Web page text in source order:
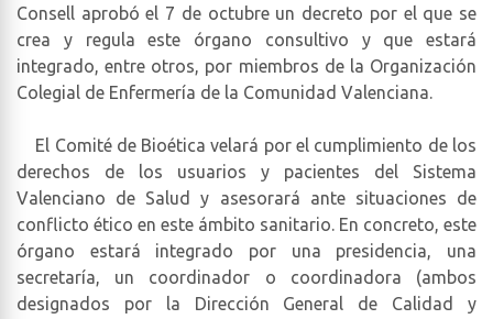
Consell aprobó el 7 de octubre un decreto por el que se
crea y regula este órgano consultivo y que estará
integrado, entre otros, por miembros de la Organización
Colegial de Enfermería de la Comunidad Valenciana.
El Comité de Bioética velará por el cumplimiento de los
derechos de los usuarios y pacientes del Sistema
Valenciano de Salud y asesorará ante situaciones de
conflicto ético en este ámbito sanitario. En concreto, este
órgano estará integrado por una presidencia, una
secretaría, un coordinador o coordinadora (ambos
designados por la Dirección General de Calidad y